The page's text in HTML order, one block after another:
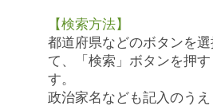
【検索方法】
都道府県などのボタンを
て、「検索」ボタンを押す
す。
政治家名なども記入のう